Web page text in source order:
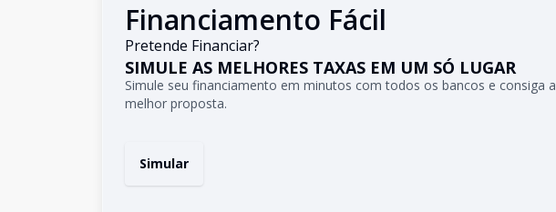
Financiamento Fácil
Pretende Financiar?
SIMULE AS MELHORES TAXAS EM UM SÓ LUGAR
Simule seu financiamento em minutos com todos os bancos e consiga a
melhor proposta.
Simular